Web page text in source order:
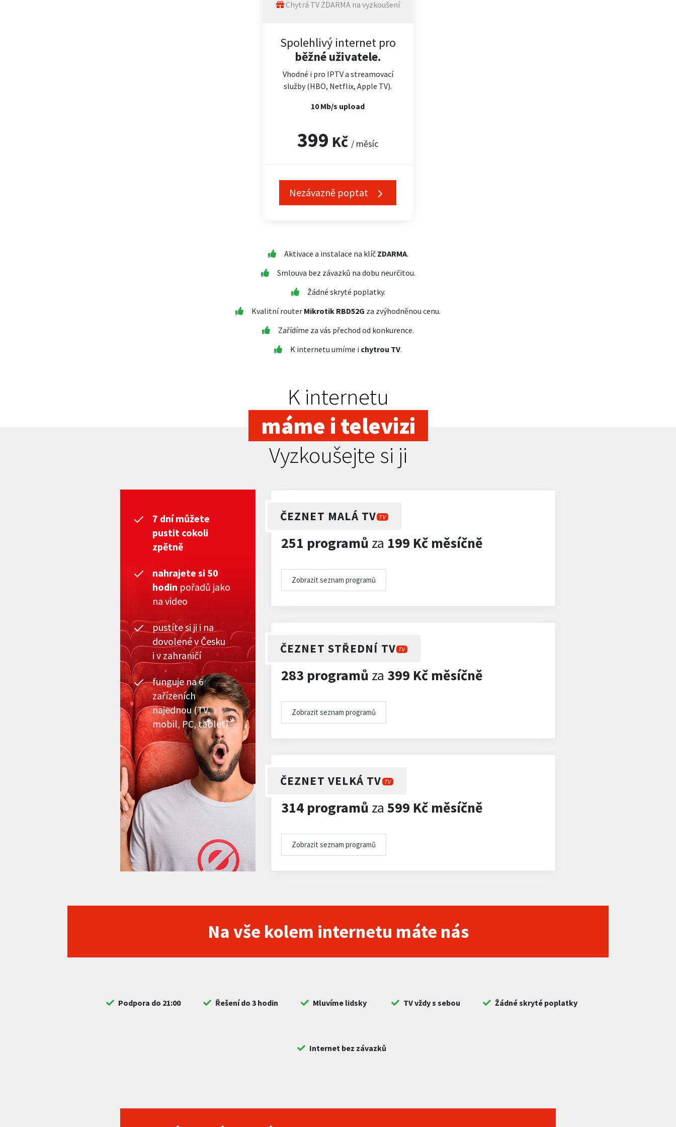
Chytrá TV ZDARMA na vyzkoušení
Spolehlivý internet pro
běžné uživatele.
Vhodné i pro IPTV a streamovací
služby (HBO, Netflix, Apple TV).
10 Mb/s upload
399 Kč / měsíc
Nezávazně poptat
Aktivace a instalace na klíč ZDARMA.
Smlouva bez závazků na dobu neurčitou.
Žádné skryté poplatky.
Kvalitní router Mikrotik RBD52G za zvýhodněnou cenu.
Zařídíme za vás přechod od konkurence.
K internetu umíme i chytrou TV.
K internetu
máme i televizi
Vyzkoušejte si ji
7 dní můžete
pustit cokoli
zpětně
nahrajete si 50
hodin pořadů jako
na video
pustíte si ji i na
dovolené v Česku
i v zahraničí
funguje na 6
zařízeních
najednou (TV,
mobil, PC, tablet)
ČEZNET MALÁ TV TV
251 programů za 199 Kč měsíčně
Zobrazit seznam programů
ČEZNET STŘEDNÍ TV TV
283 programů za 399 Kč měsíčně
Zobrazit seznam programů
ČEZNET VELKÁ TV TV
314 programů za 599 Kč měsíčně
Zobrazit seznam programů
Na vše kolem internetu máte nás
Podpora do 21:00 Řešení do 3 hodin Mluvíme lidsky TV vždy s sebou Žádné skryté poplatky
Internet bez závazků